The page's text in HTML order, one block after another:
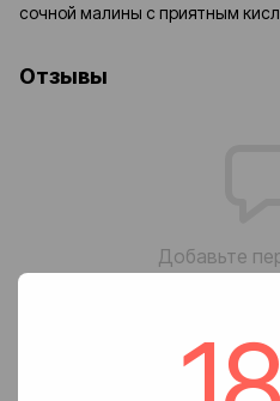
сочной малины с приятным
Отзывы
Добавьте